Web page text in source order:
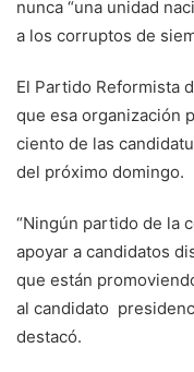
nunca “una unidad
a los corruptos de
El Partido Reformista
que esa organización
ciento de las
del próximo domingo.
“Ningún partido de la
apoyar a candidatos
que están
al candidato
destacó.